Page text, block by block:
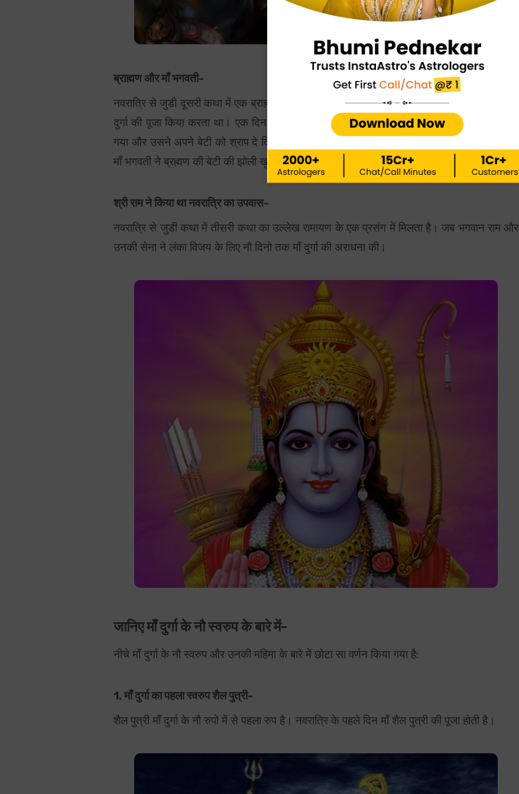
ब्राह्मण और माँ भगवती-
नवरात्रि से जुडी दूसरी कथा में एक ब्राह्मण और उसकी पुत्री का वर्णन किया गया है। ब्राह्मण प्रतिदिन माँ
दुर्गा की पूजा किया करता था। एक दिन अपनी पुत्री के पूजा में उपस्थित न होने से ब्राह्मण को क्रोध आ
गया और उसने अपने बेटी को श्राप दे दिया। हालांकि बाद में ब्राह्मण को अपने किए की सजा मिल गई और
माँ भगवती ने ब्रह्मण की बेटी की झोली खुशियों से भर दी।
श्री राम ने किया था नवरात्रि का उपवास-
नवरात्रि से जुडी कथा में तीसरी कथा का उल्लेख रामायण के एक प्रसंग में मिलता है। जब भगवान राम और
उनकी सेना ने लंका विजय के लिए नौ दिनो तक माँ दुर्गा की अराधना की।
जानिए माँ दुर्गा के नौ स्वरुप के बारे में-
नीचे माँ दुर्गा के नौ स्वरुप और उनकी महिमा के बारे में छोटा सा वर्णन किया गया है:
1. माँ दुर्गा का पहला स्वरुप शैल पुत्री-
शैल पुत्री माँ दुर्गा के नौ रुपो में से पहला रुप है। नवरात्रि के पहले दिन माँ शैल पुत्री की पूजा होती है।